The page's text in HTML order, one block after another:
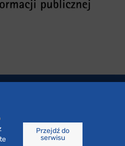
zastrzeżone © 2023
Przejdź do
serwisu